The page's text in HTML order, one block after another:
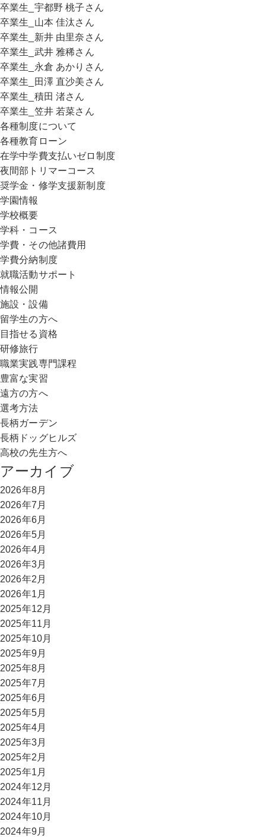
卒業生_宇都野 桃子さん
卒業生_山本 佳汰さん
卒業生_新井 由里奈さん
卒業生_武井 雅稀さん
卒業生_永倉 あかりさん
卒業生_田澤 直沙美さん
卒業生_積田 渚さん
卒業生_笠井 若菜さん
各種制度について
各種教育ローン
在学中学費支払いゼロ制度
夜間部トリマーコース
奨学金・修学支援新制度
学園情報
学校概要
学科・コース
学費・その他諸費用
学費分納制度
就職活動サポート
情報公開
施設・設備
留学生の方へ
目指せる資格
研修旅行
職業実践専門課程
豊富な実習
遠方の方へ
選考方法
長柄ガーデン
長柄ドッグヒルズ
高校の先生方へ
アーカイブ
2026年8月
2026年7月
2026年6月
2026年5月
2026年4月
2026年3月
2026年2月
2026年1月
2025年12月
2025年11月
2025年10月
2025年9月
2025年8月
2025年7月
2025年6月
2025年5月
2025年4月
2025年3月
2025年2月
2025年1月
2024年12月
2024年11月
2024年10月
2024年9月